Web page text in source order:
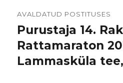
AVALDATUD POSTITUSES
Purustaja 14.
Rattamaraton
Lammasküla tee,